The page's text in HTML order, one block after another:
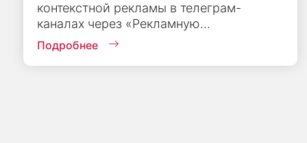
контекстной рекламы в телеграм-
каналах через «Рекламную...
Подробнее